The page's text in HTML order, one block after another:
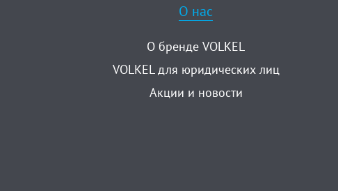
О нас
О бренде VOLKEL
VOLKEL для юридических лиц
Акции и новости